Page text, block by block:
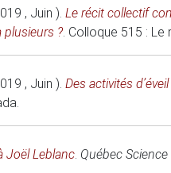
, Juin ). Le récit collectif
plusieurs ?. Colloque 515 : Le
, Juin ). Des activités
Joël Leblanc. Québec Science